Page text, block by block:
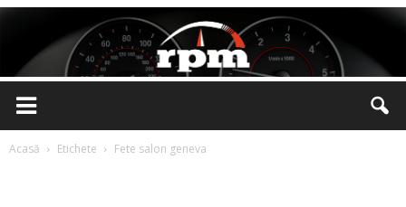
Acasă Etichete Fete salon geneva